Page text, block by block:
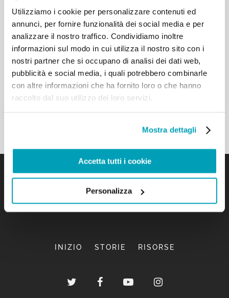
Utilizziamo i cookie per personalizzare contenuti ed
annunci, per fornire funzionalità dei social media e per
analizzare il nostro traffico. Condividiamo inoltre
informazioni sul modo in cui utilizza il nostro sito con i
nostri partner che si occupano di analisi dei dati web,
pubblicità e social media, i quali potrebbero combinarle
con altre informazioni che ha fornito loro o che hanno
raccolto dal suo utilizzo dei loro servizi.
Mostra dettagli
Accetta tutti i cookie
Personalizza
INIZIO STORIE RISORSE